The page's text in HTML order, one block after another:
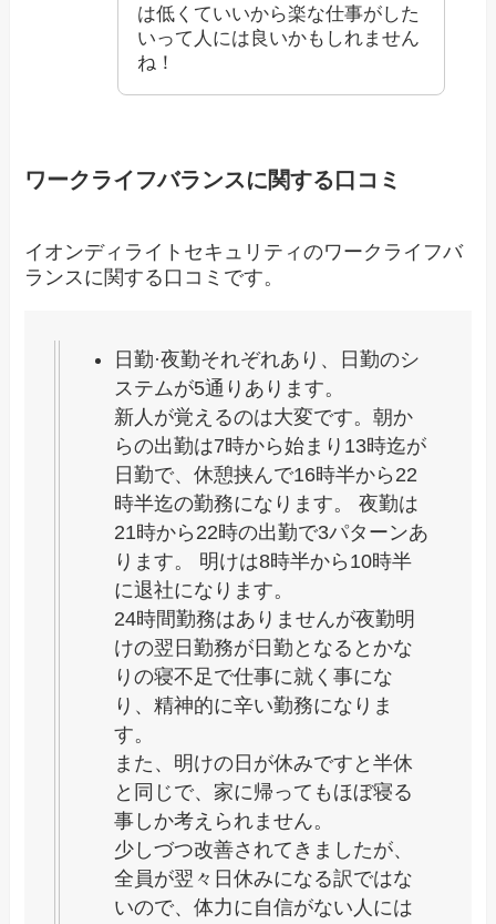
は低くていいから楽な仕事がした
いって人には良いかもしれません
ね！
ワークライフバランスに関する口コミ
イオンディライトセキュリティのワークライフバ
ランスに関する口コミです。
日勤·夜勤それぞれあり、日勤のシ
ステムが5通りあります。
新人が覚えるのは大変です。朝か
らの出勤は7時から始まり13時迄が
日勤で、休憩挟んで16時半から22
時半迄の勤務になります。 夜勤は
21時から22時の出勤で3パターンあ
ります。 明けは8時半から10時半
に退社になります。
24時間勤務はありませんが夜勤明
けの翌日勤務が日勤となるとかな
りの寝不足で仕事に就く事にな
り、精神的に辛い勤務になりま
す。
また、明けの日が休みですと半休
と同じで、家に帰ってもほぼ寝る
事しか考えられません。
少しづつ改善されてきましたが、
全員が翌々日休みになる訳ではな
いので、体力に自信がない人には